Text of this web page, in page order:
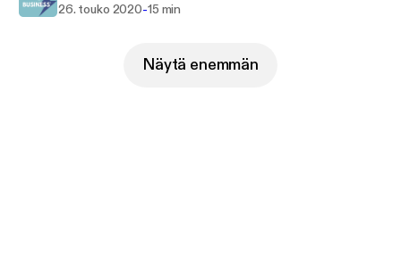
26. touko 2020-15 min
Näytä enemmän